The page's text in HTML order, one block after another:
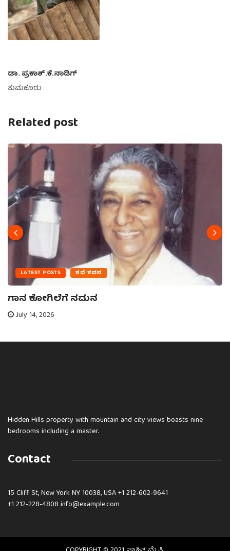
ಡಾ. ಪ್ರಕಾಶ್.ಕೆ.ನಾಡಿಗ್
ತುಮಕೂರು
Related post
LATEST POSTS ಕಥೆ ಕವನ
ಗಾನ ಕೋಗಿಲೆಗೆ ನಮನ
July 14, 2026
Hidden Hills property with mountain and city views boasts nine
bedrooms including a master.
Contact
15 Cliff St, New York NY 10038, USA+1 212-602-9641
+1 212-228-4808 info@example.com